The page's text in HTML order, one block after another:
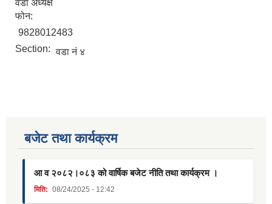
वडा अध्यक्ष
फोन:
9828012483
Section: वडा नं ४
बजेट तथा कार्यक्रम
आ व २०८२।०८३ को वार्षिक बजेट नीति तथा कार्यक्रम ।
मिति: 08/24/2025 - 12:42